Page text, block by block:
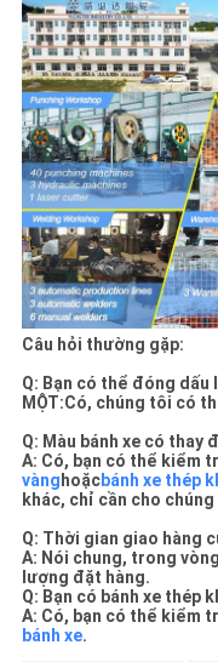
Câu hỏi thường gặp:
Q: Bạn có thể đóng dấu
MỘT:Có, chúng tôi có
Q: Màu bánh xe có thay
A: Có, bạn có thể kiểm
vàng hoặcbánh xe thép
khác, chỉ cần cho
Q: Thời gian giao hàng
A: Nói chung, trong
lượng đặt hàng.
Q: Bạn có bánh xe thép
A: Có, bạn có thể kiểm
bánh xe.